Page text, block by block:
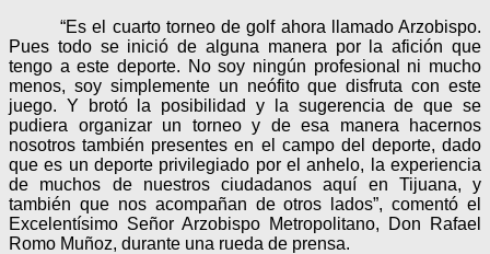
“Es el cuarto torneo de golf ahora llamado Arzobispo.
Pues todo se inició de alguna manera por la afición que
tengo a este deporte. No soy ningún profesional ni mucho
menos, soy simplemente un neófito que disfruta con este
juego. Y brotó la posibilidad y la sugerencia de que se
pudiera organizar un torneo y de esa manera hacernos
nosotros también presentes en el campo del deporte, dado
que es un deporte privilegiado por el anhelo, la experiencia
de muchos de nuestros ciudadanos aquí en Tijuana, y
también que nos acompañan de otros lados”, comentó el
Excelentísimo Señor Arzobispo Metropolitano, Don Rafael
Romo Muñoz, durante una rueda de prensa.